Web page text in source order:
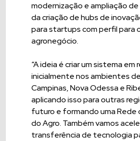
modernização e ampliação de
da criação de hubs de
para startups com perfil para
agronegócio.
“A ideia é criar um sistema em
inicialmente nos ambientes
Campinas, Nova Odessa e
aplicando isso para outras
futuro e formando uma Rede
do Agro. Também vamos
transferência de tecnologia